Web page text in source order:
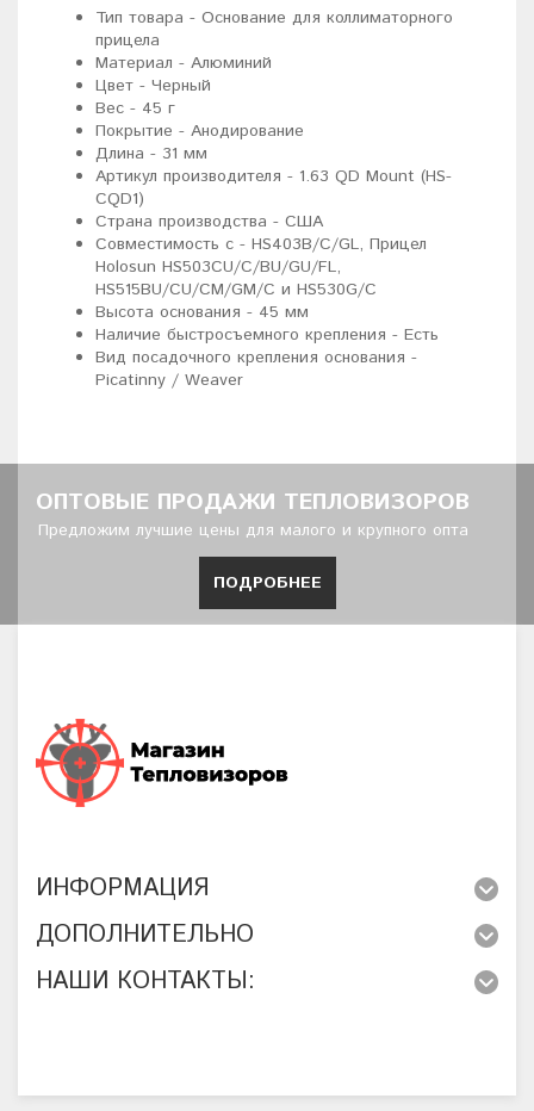
Тип товара - Основание для коллиматорного
прицела
Материал - Алюминий
Цвет - Черный
Вес - 45 г
Покрытие - Анодирование
Длина - 31 мм
Артикул производителя - 1.63 QD Mount (HS-
CQD1)
Страна производства - США
Совместимость с - HS403B/C/GL, Прицел
Holosun HS503CU/C/BU/GU/FL,
HS515BU/CU/CM/GM/C и HS530G/C
Высота основания - 45 мм
Наличие быстросъемного крепления - Есть
Вид посадочного крепления основания -
Picatinny / Weaver
ОПТОВЫЕ ПРОДАЖИ ТЕПЛОВИЗОРОВ
Предложим лучшие цены для малого и крупного опта
ПОДРОБНЕЕ
ИНФОРМАЦИЯ
ДОПОЛНИТЕЛЬНО
НАШИ КОНТАКТЫ: